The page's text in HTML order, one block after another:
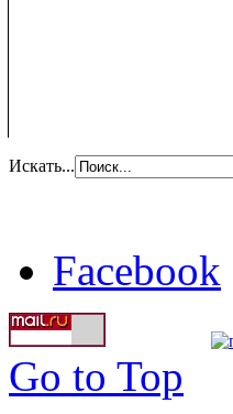
Искать...
Facebook
Go to Top